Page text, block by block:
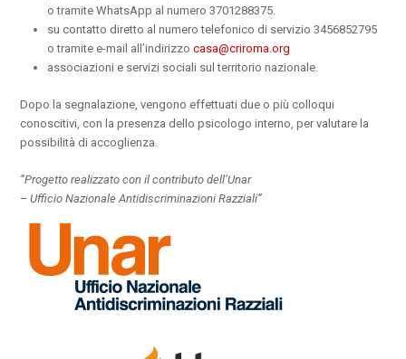
o tramite WhatsApp al numero 3701288375.
su contatto diretto al numero telefonico di servizio 3456852795
o tramite e-mail all’indirizzocasa@criroma.org
associazioni e servizi sociali sul territorio nazionale.
Dopo la segnalazione, vengono effettuati due o più colloqui
conoscitivi, con la presenza dello psicologo interno, per valutare la
possibilità di accoglienza.
“Progetto realizzato con il contributo dell’Unar
– Ufficio Nazionale Antidiscriminazioni Razziali”